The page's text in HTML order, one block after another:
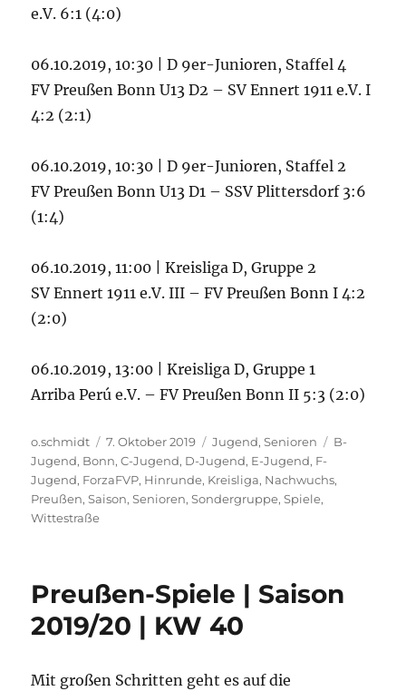
e.V. 6:1 (4:0)
06.10.2019, 10:30 | D 9er-Junioren, Staffel 4
FV Preußen Bonn U13 D2 – SV Ennert 1911 e.V. I
4:2 (2:1)
06.10.2019, 10:30 | D 9er-Junioren, Staffel 2
FV Preußen Bonn U13 D1 – SSV Plittersdorf 3:6
(1:4)
06.10.2019, 11:00 | Kreisliga D, Gruppe 2
SV Ennert 1911 e.V. III – FV Preußen Bonn I 4:2
(2:0)
06.10.2019, 13:00 | Kreisliga D, Gruppe 1
Arriba Perú e.V. – FV Preußen Bonn II 5:3 (2:0)
Autor
o.schmidt
Veröffentlicht
am
7. Oktober 2019 Kategorien
Jugend,Senioren
B-
Jugend, Bonn,C-Jugend, D-Jugend, E-Jugend, F-
Jugend, ForzaFVP, Hinrunde, Kreisliga, Nachwuchs,
Preußen,Saison,Senioren,Sondergruppe,Spiele,
Wittestraße
Preußen-Spiele | Saison
2019/20 | KW 40
Mit großen Schritten geht es auf die